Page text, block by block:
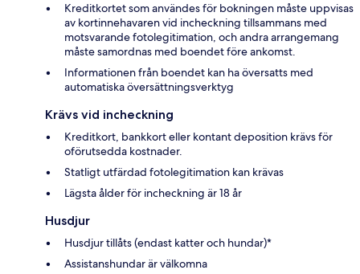
Kreditkortet som användes för bokningen måste uppvisas
av kortinnehavaren vid incheckning tillsammans med
motsvarande fotolegitimation, och andra arrangemang
måste samordnas med boendet före ankomst.
Informationen från boendet kan ha översatts med
automatiska översättningsverktyg
Krävs vid incheckning
Kreditkort, bankkort eller kontant deposition krävs för
oförutsedda kostnader.
Statligt utfärdad fotolegitimation kan krävas
Lägsta ålder för incheckning är 18 år
Husdjur
Husdjur tillåts (endast katter och hundar)*
Assistanshundar är välkomna